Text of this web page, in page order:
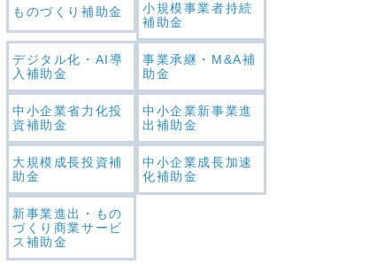
ものづくり補助金
小規模事業者持続
補助金
デジタル化・AI導
入補助金
事業承継・M&A補
助金
中小企業省力化投
資補助金
中小企業新事業進
出補助金
大規模成長投資補
助金
中小企業成長加速
化補助金
新事業進出・もの
づくり商業サービ
ス補助金